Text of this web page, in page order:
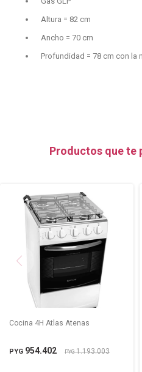
Altura = 82 cm
Ancho = 70 cm
Profundidad = 78 cm con la
Productos que te
Cocina 4H Atlas Atenas
PYG 954.402 PYG1.193.003